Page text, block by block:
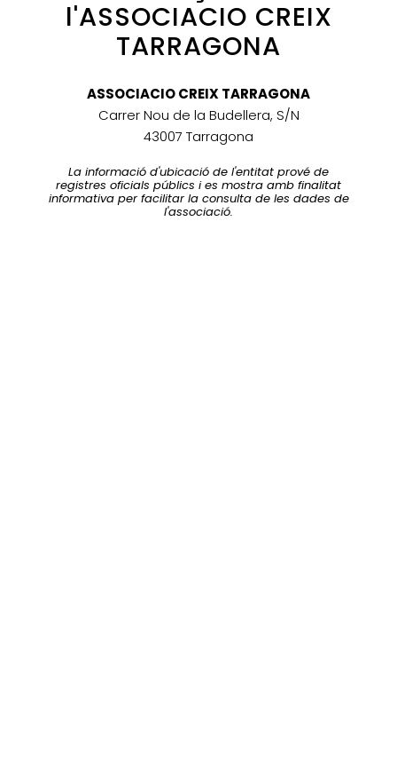
l'ASSOCIACIO CREIX
TARRAGONA
ASSOCIACIO CREIX TARRAGONA
Carrer Nou de la Budellera, S/N
43007 Tarragona
La informació d'ubicació de l'entitat prové de
registres oficials públics i es mostra amb finalitat
informativa per facilitar la consulta de les dades de
l'associació.